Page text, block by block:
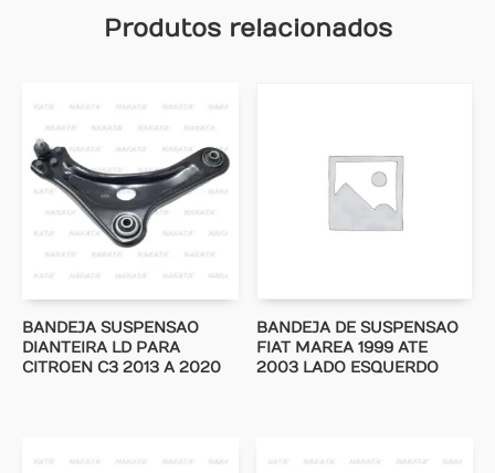
Produtos relacionados
BANDEJA SUSPENSAO
DIANTEIRA LD PARA
CITROEN C3 2013 A 2020
BANDEJA DE SUSPENSAO
FIAT MAREA 1999 ATE
2003 LADO ESQUERDO